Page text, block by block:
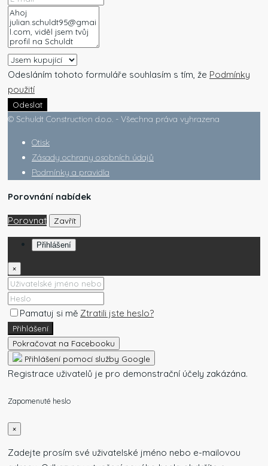
Odesláním tohoto formuláře souhlasím s tím, že Podmínky
použití
Odeslat
© Schuldt Construction d.o.o. - Všechna práva vyhrazena
Otisk
Zásady ochrany osobních údajů
Podmínky a pravidla
Porovnání nabídek
Porovnat Zavřít
Přihlášení
×
Pamatuj si mě Ztratili jste heslo?
Přihlášení
Pokračovat na Facebooku
Přihlášení pomocí služby Google
Registrace uživatelů je pro demonstrační účely zakázána.
Zapomenuté heslo
×
Zadejte prosím své uživatelské jméno nebo e-mailovou